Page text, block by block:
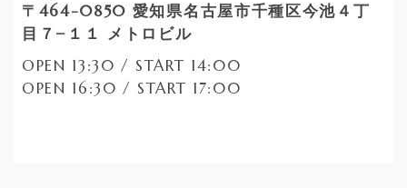
〒464-0850 愛知県名古屋市千種区今池４丁
目７−１１ メトロビル
OPEN 13:30 / START 14:00
OPEN 16:30 / START 17:00